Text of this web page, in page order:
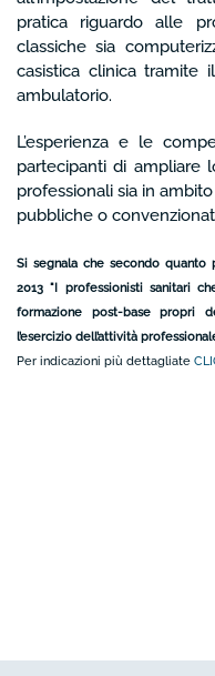
pratica riguardo alle
classiche sia
casistica clinica tramite
ambulatorio.
L’esperienza e le
partecipanti di ampliare
professionali sia in
pubbliche o
Si segnala che secondo quanto
2013 "I professionisti sanitari
formazione post-base propri
l’esercizio dell’attività
Per indicazioni più dettagliate